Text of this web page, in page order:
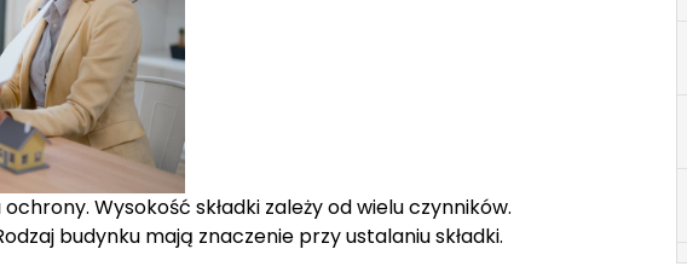
Wysokość składki zależy od wielu czynników.
budynku mają znaczenie przy ustalaniu składki.